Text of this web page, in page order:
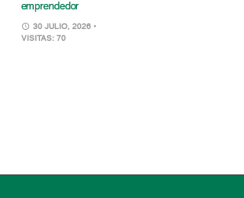
emprendedor
30 JULIO, 2026 •
VISITAS: 70